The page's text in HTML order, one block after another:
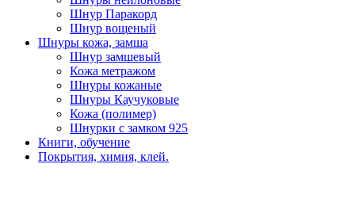
Шнур Паракорд
Шнур вощеный
Шнуры кожа, замша
Шнур замшевый
Кожа метражом
Шнуры кожаные
Шнуры Каучуковые
Кожа (полимер)
Шнурки с замком 925
Книги, обучение
Покрытия, химия, клей.